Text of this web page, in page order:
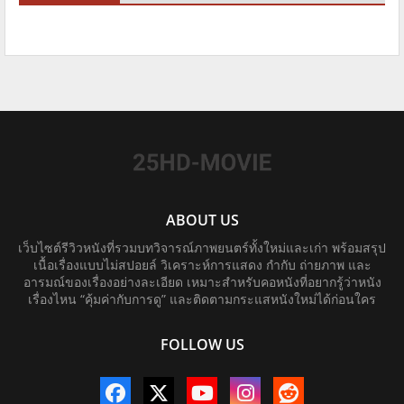
ABOUT US
เว็บไซต์รีวิวหนังที่รวมบทวิจารณ์ภาพยนตร์ทั้งใหม่และเก่า พร้อมสรุป
เนื้อเรื่องแบบไม่สปอยล์ วิเคราะห์การแสดง กำกับ ถ่ายภาพ และ
อารมณ์ของเรื่องอย่างละเอียด เหมาะสำหรับคอหนังที่อยากรู้ว่าหนัง
เรื่องไหน “คุ้มค่ากับการดู” และติดตามกระแสหนังใหม่ได้ก่อนใคร
FOLLOW US